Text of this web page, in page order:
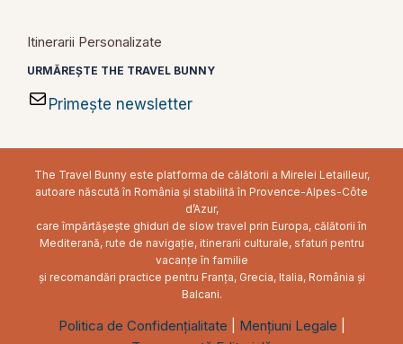
Itinerarii Personalizate
URMĂREȘTE THE TRAVEL BUNNY
Primește newsletter
The Travel Bunny este platforma de călătorii a Mirelei Letailleur,
autoare născută în România și stabilită în Provence-Alpes-Côte
d’Azur,
care împărtășește ghiduri de slow travel prin Europa, călătorii în
Mediterană, rute de navigație, itinerarii culturale, sfaturi pentru
vacanțe în familie
și recomandări practice pentru Franța, Grecia, Italia, România și
Balcani.
Politica de Confidențialitate Mențiuni Legale